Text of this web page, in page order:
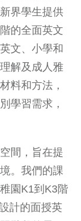
界學生提供
的全面英文
文、小學和
解及成人雅
料和方法，
學習需求，
間，旨在提
。我們的課
園K1到K3階
計的面授英